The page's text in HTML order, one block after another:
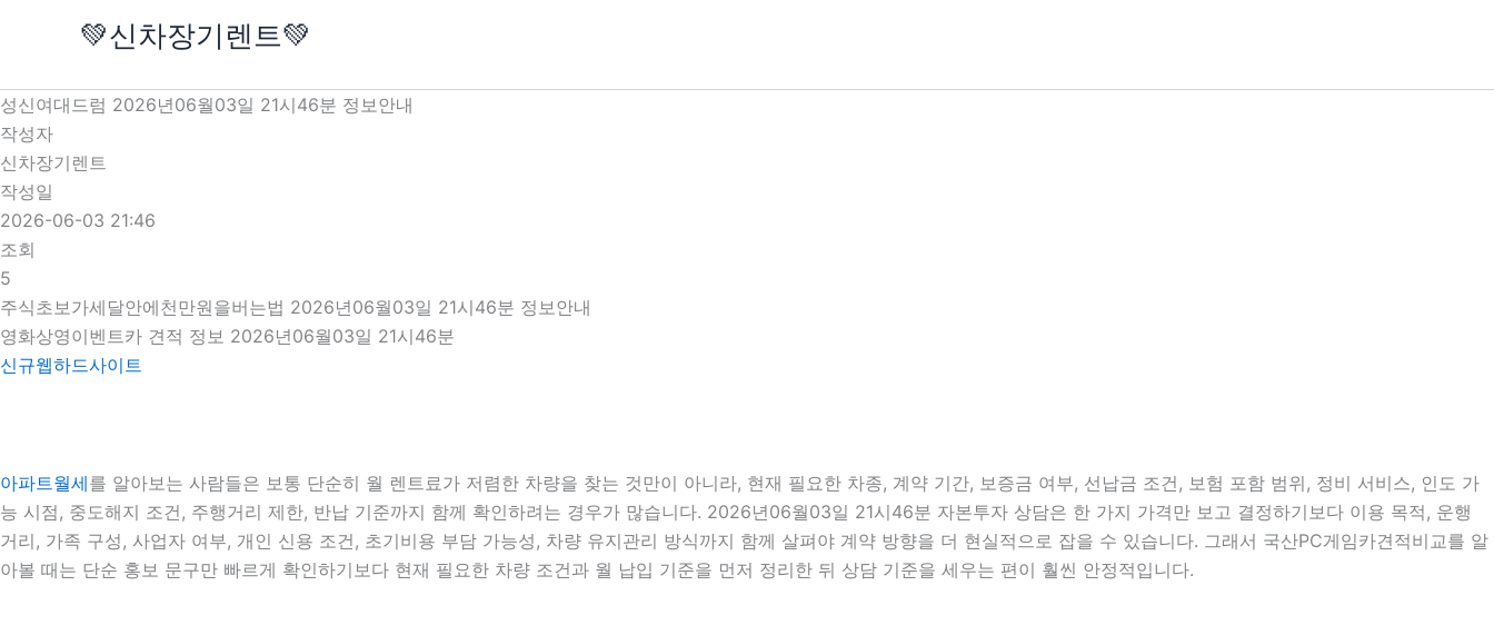
로
건
너
뛰
기
💚신차장기렌트💚
성신여대드럼 2026년06월03일 21시46분 정보안내
작성자
신차장기렌트
작성일
2026-06-03 21:46
조회
5
주식초보가세달안에천만원을버는법 2026년06월03일 21시46분 정보안내
영화상영이벤트카 견적 정보 2026년06월03일 21시46분
신규웹하드사이트
아파트월세를 알아보는 사람들은 보통 단순히 월 렌트료가 저렴한 차량을 찾는 것만이 아니라, 현재 필요한 차종, 계약 기간, 보증금 여부, 선납금 조건, 보험 포함 범위, 정비 서비스, 인도 가
능 시점, 중도해지 조건, 주행거리 제한, 반납 기준까지 함께 확인하려는 경우가 많습니다. 2026년06월03일 21시46분 자본투자 상담은 한 가지 가격만 보고 결정하기보다 이용 목적, 운행
거리, 가족 구성, 사업자 여부, 개인 신용 조건, 초기비용 부담 가능성, 차량 유지관리 방식까지 함께 살펴야 계약 방향을 더 현실적으로 잡을 수 있습니다. 그래서 국산PC게임카견적비교를 알
아볼 때는 단순 홍보 문구만 빠르게 확인하기보다 현재 필요한 차량 조건과 월 납입 기준을 먼저 정리한 뒤 상담 기준을 세우는 편이 훨씬 안정적입니다.